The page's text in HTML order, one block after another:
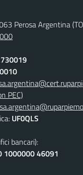
Perosa Argentina
PEC)
UF0QLS
bancari):
1000000 46091